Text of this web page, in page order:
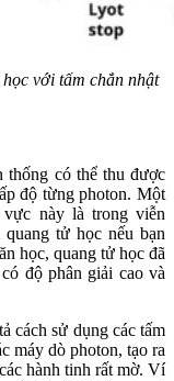
với tấm chắn nhật
thống có thể thu được
độ từng photon. Một
này là trong viễn
tử học nếu bạn
học, quang tử học đã
độ phân giải cao và
cách sử dụng các tấm
máy dò photon, tạo ra
hành tinh rất mờ. Ví